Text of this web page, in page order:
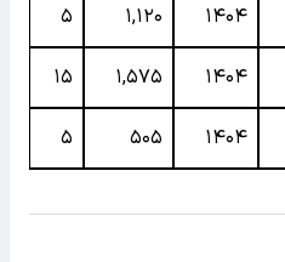
۱۴۰۴ ۱,۱۲۰ ۵
۱۴۰۴ ۱,۵۷۵ ۱۵
۱۴۰۴ ۵۰۵ ۵